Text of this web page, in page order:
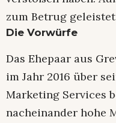
zum Betrug geleistet
Die Vorwürfe
Das Ehepaar aus
im Jahr 2016 über
Marketing Services
nacheinander hohe